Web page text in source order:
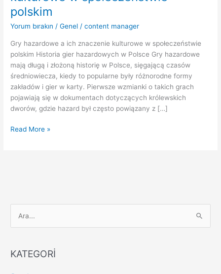
polskim
Yorum bırakın /Genel /content manager
Gry hazardowe a ich znaczenie kulturowe w społeczeństwie
polskim Historia gier hazardowych w Polsce Gry hazardowe
mają długą i złożoną historię w Polsce, sięgającą czasów
średniowiecza, kiedy to popularne były różnorodne formy
zakładów i gier w karty. Pierwsze wzmianki o takich grach
pojawiają się w dokumentach dotyczących królewskich
dworów, gdzie hazard był często powiązany z […]
a
ich
znaczenie
w
społeczeństwie
polskim
Read More »
rKATEGORİ